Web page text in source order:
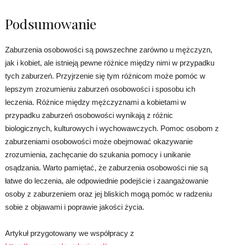
Podsumowanie
Zaburzenia osobowości są powszechne zarówno u mężczyzn,
jak i kobiet, ale istnieją pewne różnice między nimi w przypadku
tych zaburzeń. Przyjrzenie się tym różnicom może pomóc w
lepszym zrozumieniu zaburzeń osobowości i sposobu ich
leczenia. Różnice między mężczyznami a kobietami w
przypadku zaburzeń osobowości wynikają z różnic
biologicznych, kulturowych i wychowawczych. Pomoc osobom z
zaburzeniami osobowości może obejmować okazywanie
zrozumienia, zachęcanie do szukania pomocy i unikanie
osądzania. Warto pamiętać, że zaburzenia osobowości nie są
łatwe do leczenia, ale odpowiednie podejście i zaangażowanie
osoby z zaburzeniem oraz jej bliskich mogą pomóc w radzeniu
sobie z objawami i poprawie jakości życia.
Artykuł przygotowany we współpracy z